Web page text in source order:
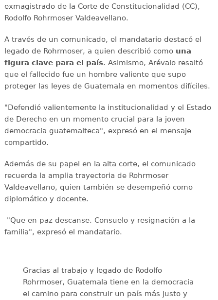
exmagistrado de la Corte de Constitucionalidad (CC),
Rodolfo Rohrmoser Valdeavellano.
A través de un comunicado, el mandatario destacó el
legado de Rohrmoser, a quien describió comouna
figura clave para el país. Asimismo, Arévalo resaltó
que el fallecido fue un hombre valiente que supo
proteger las leyes de Guatemala en momentos difíciles.
"Defendió valientemente la institucionalidad y el Estado
de Derecho en un momento crucial para la joven
democracia guatemalteca", expresó en el mensaje
compartido.
Además de su papel en la alta corte, el comunicado
recuerda la amplia trayectoria de Rohrmoser
Valdeavellano, quien también se desempeñó como
diplomático y docente.
"Que en paz descanse. Consuelo y resignación a la
familia", expresó el mandatario.
Gracias al trabajo y legado de Rodolfo
Rohrmoser, Guatemala tiene en la democracia
el camino para construir un país más justo y